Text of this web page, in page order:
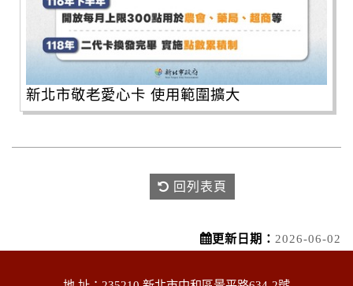
新北市敬老愛心卡 使用範圍擴大
回列表頁
更新日期： 2026-06-02